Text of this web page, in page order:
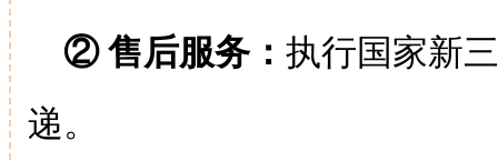
② 售后服务： 执行国家新
递。